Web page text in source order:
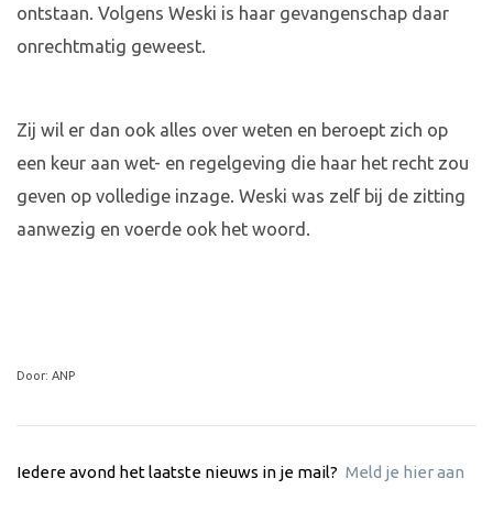
ontstaan. Volgens Weski is haar gevangenschap daar
onrechtmatig geweest.
Zij wil er dan ook alles over weten en beroept zich op
een keur aan wet- en regelgeving die haar het recht zou
geven op volledige inzage. Weski was zelf bij de zitting
aanwezig en voerde ook het woord.
Door: ANP
Iedere avond het laatste nieuws in je mail? Meld je hier aan